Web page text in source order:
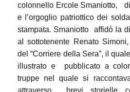
colonnello Ercole Smaniotto,
e l’orgoglio patriottico dei
stampata. Smaniotto
affidò la
al sottotenente Renato
del “Corriere della Sera”, il
illustrato e
pubblicato a
truppe nel quale si
attraverso
brevi storielle